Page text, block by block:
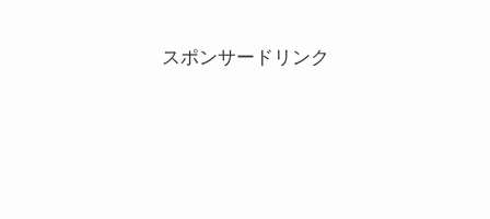
スポンサードリンク